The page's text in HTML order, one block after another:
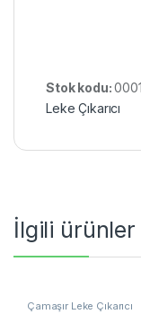
Stok kodu:
Leke Çıkarıcı
İlgili ürünler
Çamaşır Leke Çıkarıcı